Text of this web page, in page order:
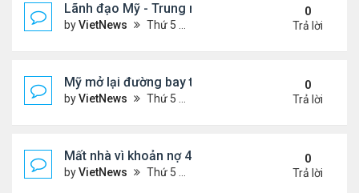
Lãnh đạo Mỹ - Trung muốn gì ở nhau khi gặp
byVietNews Thứ 5 Tháng 5 14, 2026 3:05 pm
0
Trả lời
Mỹ mở lại đường bay thẳng tới Venezuela sau 7
byVietNews Thứ 5 Tháng 4 30, 2026 4:27 pm
0
Trả lời
Mất nhà vì khoản nợ 400 USD với ban quản trị khu
byVietNews Thứ 5 Tháng 4 23, 2026 4:30 pm
0
Trả lời